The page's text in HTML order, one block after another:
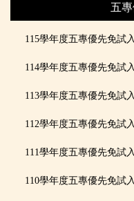
五
五專優先免試入學
招生重要日程
招生簡章
115學年度五專優先免試
114學年度五專優先免試
113學年度五專優先免試
112學年度五專優先免試
111學年度五專優先免試
110學年度五專優先免試